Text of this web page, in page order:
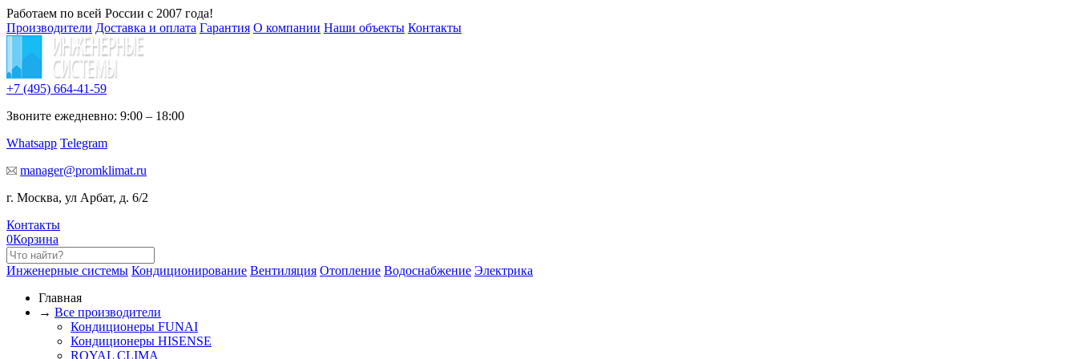
Работаем по всей России с 2007 года!
Производители Доставка и оплата Гарантия О компании Наши объекты Контакты
+7 (495) 664-41-59
Звоните ежедневно: 9:00 – 18:00
Whatsapp Telegram
manager@promklimat.ru
г. Москва, ул Арбат, д. 6/2
Контакты
0Корзина
Инженерные системы Кондиционирование Вентиляция Отопление Водоснабжение Электрика
Главная
→ Все производители
Кондиционеры FUNAI
Кондиционеры HISENSE
ROYAL CLIMA